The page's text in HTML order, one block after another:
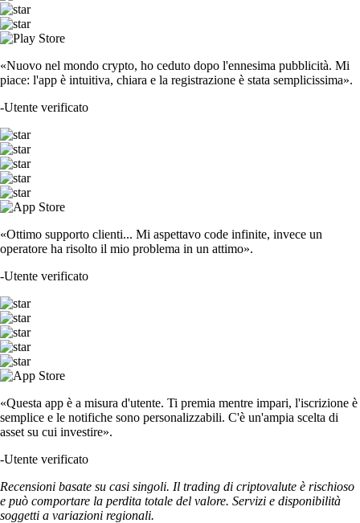
«Nuovo nel mondo crypto, ho ceduto dopo l'ennesima pubblicità. Mi
piace: l'app è intuitiva, chiara e la registrazione è stata semplicissima».
-Utente verificato
«Ottimo supporto clienti... Mi aspettavo code infinite, invece un
operatore ha risolto il mio problema in un attimo».
-Utente verificato
«Questa app è a misura d'utente. Ti premia mentre impari, l'iscrizione è
semplice e le notifiche sono personalizzabili. C'è un'ampia scelta di
asset su cui investire».
-Utente verificato
Recensioni basate su casi singoli. Il trading di criptovalute è rischioso
e può comportare la perdita totale del valore. Servizi e disponibilità
soggetti a variazioni regionali.